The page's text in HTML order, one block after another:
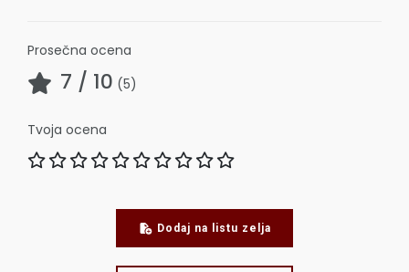
Prosečna ocena
7 / 10 (5)
Tvoja ocena
Dodaj na listu zelja